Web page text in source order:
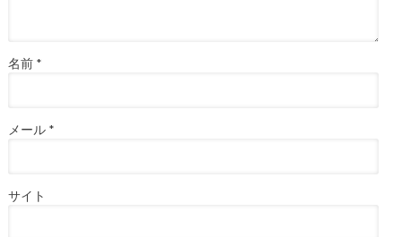
名前 *
メール *
サイト